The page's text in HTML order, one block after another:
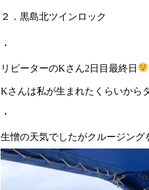
２．黒島北ツインロック
・
リピーターのKさん2日目最終日
Kさんは私が生まれたくらいから
・
生憎の天気でしたがクルージング